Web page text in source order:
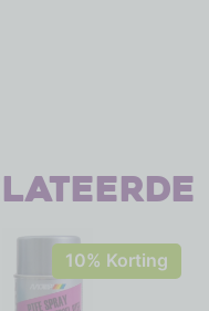
10% Korting